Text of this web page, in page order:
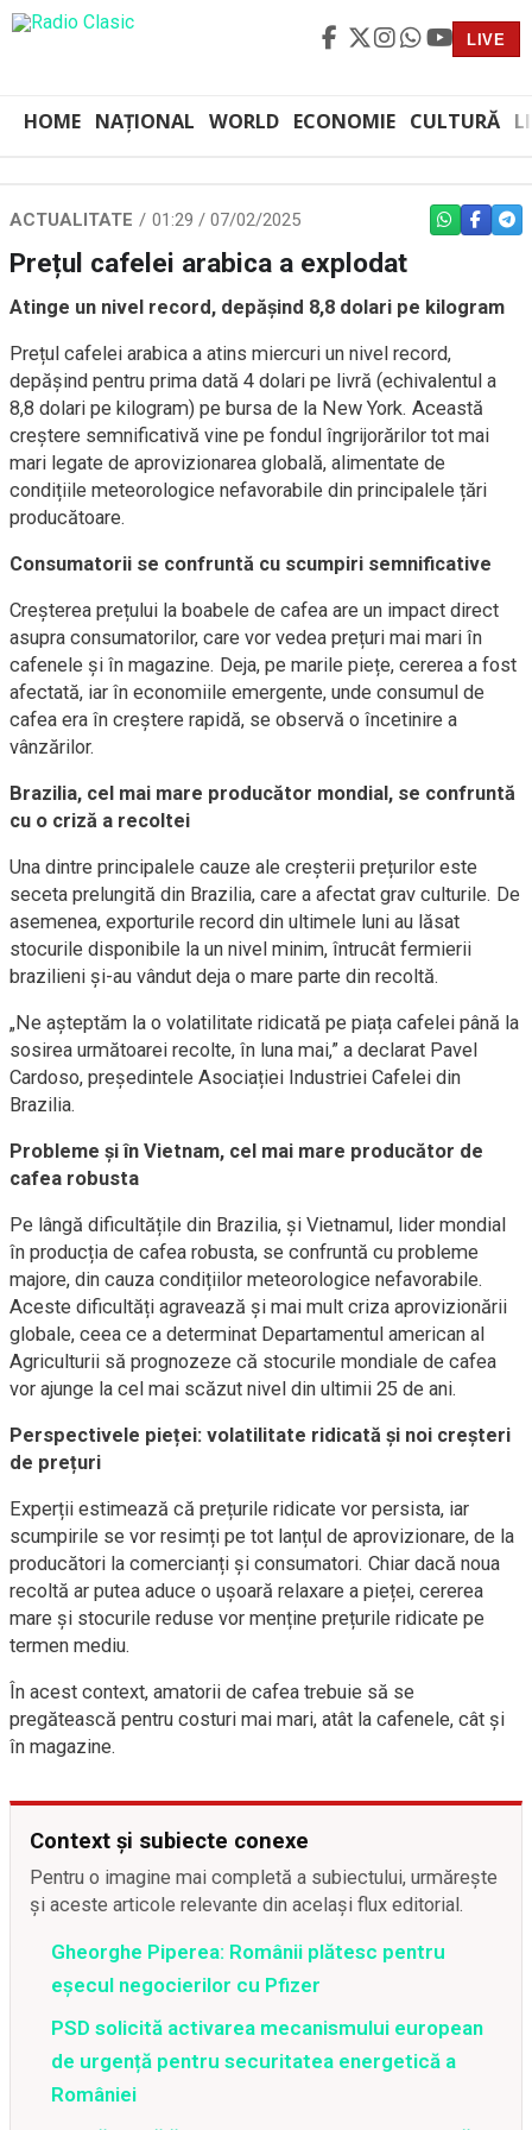
LIVE
HOME NAȚIONAL WORLD ECONOMIE CULTURĂ
ACTUALITATE 01:29 / 07/02/2025 WHATSAPP
Prețul cafelei arabica a explodat
Atinge un nivel record, depășind 8,8 dolari pe kilogram
Prețul cafelei arabica a atins miercuri un nivel record,
depășind pentru prima dată 4 dolari pe livră (echivalentul a
8,8 dolari pe kilogram) pe bursa de la New York. Această
creștere semnificativă vine pe fondul îngrijorărilor tot mai
mari legate de aprovizionarea globală, alimentate de
condițiile meteorologice nefavorabile din principalele țări
producătoare.
Consumatorii se confruntă cu scumpiri semnificative
Creșterea prețului la boabele de cafea are un impact direct
asupra consumatorilor, care vor vedea prețuri mai mari în
cafenele și în magazine. Deja, pe marile piețe, cererea a fost
afectată, iar în economiile emergente, unde consumul de
cafea era în creștere rapidă, se observă o încetinire a
vânzărilor.
Brazilia, cel mai mare producător mondial, se confruntă
cu o criză a recoltei
Una dintre principalele cauze ale creșterii prețurilor este
seceta prelungită din Brazilia, care a afectat grav culturile. De
asemenea, exporturile record din ultimele luni au lăsat
stocurile disponibile la un nivel minim, întrucât fermierii
brazilieni și-au vândut deja o mare parte din recoltă.
„Ne așteptăm la o volatilitate ridicată pe piața cafelei până la
sosirea următoarei recolte, în luna mai,” a declarat Pavel
Cardoso, președintele Asociației Industriei Cafelei din
Brazilia.
Probleme și în Vietnam, cel mai mare producător de
cafea robusta
Pe lângă dificultățile din Brazilia, și Vietnamul, lider mondial
în producția de cafea robusta, se confruntă cu probleme
majore, din cauza condițiilor meteorologice nefavorabile.
Aceste dificultăți agravează și mai mult criza aprovizionării
globale, ceea ce a determinat Departamentul american al
Agriculturii să prognozeze că stocurile mondiale de cafea
vor ajunge la cel mai scăzut nivel din ultimii 25 de ani.
Perspectivele pieței: volatilitate ridicată și noi creșteri
de prețuri
Experții estimează că prețurile ridicate vor persista, iar
scumpirile se vor resimți pe tot lanțul de aprovizionare, de la
producători la comercianți și consumatori. Chiar dacă noua
recoltă ar putea aduce o ușoară relaxare a pieței, cererea
mare și stocurile reduse vor menține prețurile ridicate pe
termen mediu.
În acest context, amatorii de cafea trebuie să se
pregătească pentru costuri mai mari, atât la cafenele, cât și
în magazine.
Context și subiecte conexe
Pentru o imagine mai completă a subiectului, urmărește
și aceste articole relevante din același flux editorial.
Gheorghe Piperea: Românii plătesc pentru
eșecul negocierilor cu Pfizer
PSD solicită activarea mecanismului european
de urgență pentru securitatea energetică a
României